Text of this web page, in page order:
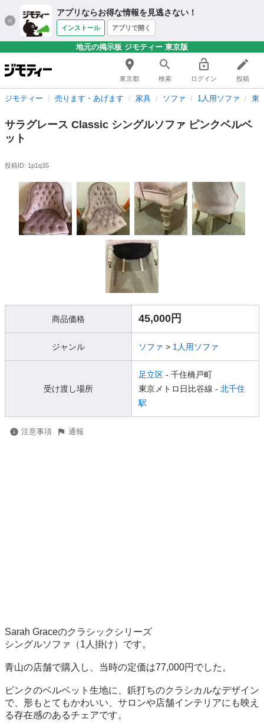
アプリならお得な情報を見逃さない！
インストール アプリで開く
地元の掲示板 ジモティー 東京版
東京都 検索 ログイン 投稿
ジモティー 売ります・あげます 家具 ソファ 1人用ソファ 東
サラグレース Classic シングルソファ ピンクベルベ
ット
投稿ID: 1p1q35
商品価格 45,000円
ジャンル ソファ > 1人用ソファ
受け渡し場所
足立区 - 千住橋戸町
東京メトロ日比谷線 - 北千住
駅
注意事項 通報
Sarah Graceのクラシックシリーズ
シングルソファ（1人掛け）です。
青山の店舗で購入し、当時の定価は77,000円でした。
ピンクのベルベット生地に、鋲打ちのクラシカルなデザイン
で、形もとてもかわいい、サロンや店舗インテリアにも映え
る存在感のあるチェアです。